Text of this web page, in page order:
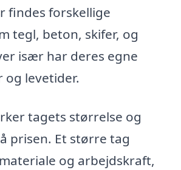
findes forskellige
tegl, beton, skifer, og
især har deres egne
levetider.
tagets størrelse og
prisen. Et større tag
og arbejdskraft,